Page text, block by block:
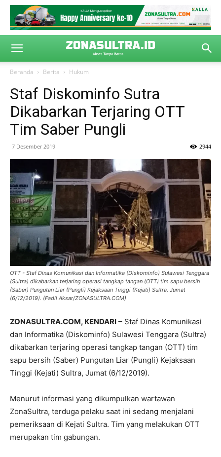
Beranda Berita Hukum
Staf Diskominfo Sutra
Dikabarkan Terjaring OTT
Tim Saber Pungli
7 Desember 2019 2944
OTT - Staf Dinas Komunikasi dan Informatika (Diskominfo) Sulawesi Tenggara
(Sultra) dikabarkan terjaring operasi tangkap tangan (OTT) tim sapu bersih
(Saber) Pungutan Liar (Pungli) Kejaksaan Tinggi (Kejati) Sultra, Jumat
(6/12/2019). (Fadli Aksar/ZONASULTRA.COM)
ZONASULTRA.COM, KENDARI – Staf Dinas Komunikasi
dan Informatika (Diskominfo) Sulawesi Tenggara (Sultra)
dikabarkan terjaring operasi tangkap tangan (OTT) tim
sapu bersih (Saber) Pungutan Liar (Pungli) Kejaksaan
Tinggi (Kejati) Sultra, Jumat (6/12/2019).
Menurut informasi yang dikumpulkan wartawan
ZonaSultra, terduga pelaku saat ini sedang menjalani
pemeriksaan di Kejati Sultra. Tim yang melakukan OTT
merupakan tim gabungan.